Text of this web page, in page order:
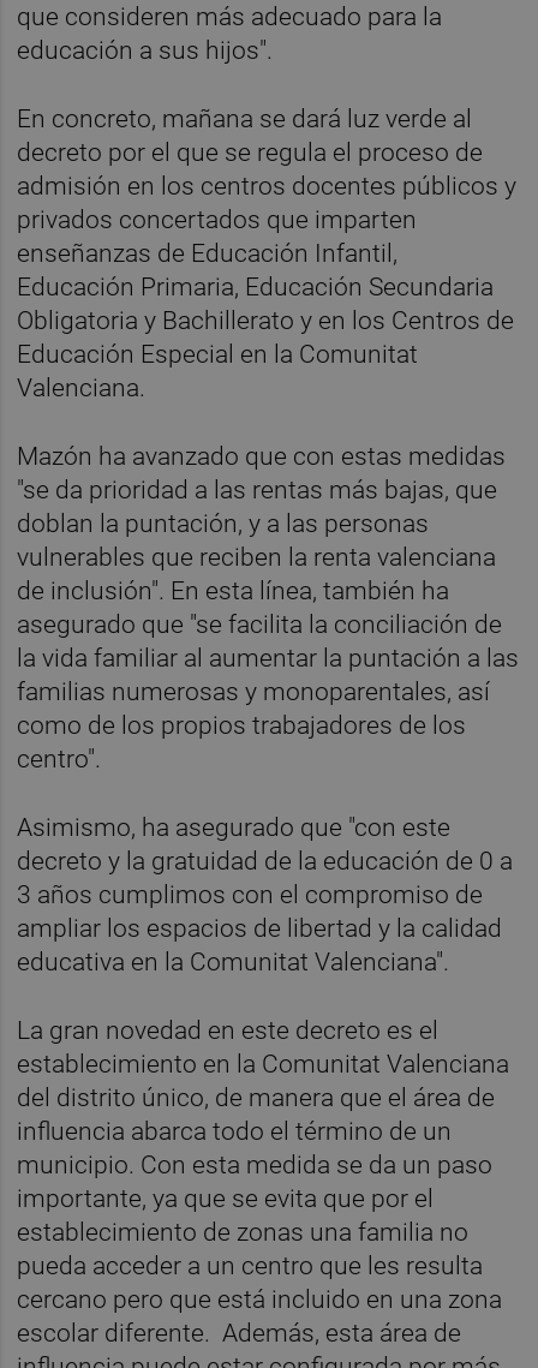
que consideren más adecuado para la
educación a sus hijos".
En concreto, mañana se dará luz verde al
decreto por el que se regula el proceso de
admisión en los centros docentes públicos y
privados concertados que imparten
enseñanzas de Educación Infantil,
Educación Primaria, Educación Secundaria
Obligatoria y Bachillerato y en los Centros de
Educación Especial en la Comunitat
Valenciana.
Mazón ha avanzado que con estas medidas
"se da prioridad a las rentas más bajas, que
doblan la puntación, y a las personas
vulnerables que reciben la renta valenciana
de inclusión". En esta línea, también ha
asegurado que "se facilita la conciliación de
la vida familiar al aumentar la puntación a las
familias numerosas y monoparentales, así
como de los propios trabajadores de los
centro".
Asimismo, ha asegurado que "con este
decreto y la gratuidad de la educación de 0 a
3 años cumplimos con el compromiso de
ampliar los espacios de libertad y la calidad
educativa en la Comunitat Valenciana".
La gran novedad en este decreto es el
establecimiento en la Comunitat Valenciana
del distrito único, de manera que el área de
influencia abarca todo el término de un
municipio. Con esta medida se da un paso
importante, ya que se evita que por el
establecimiento de zonas una familia no
pueda acceder a un centro que les resulta
cercano pero que está incluido en una zona
escolar diferente. Además, esta área de